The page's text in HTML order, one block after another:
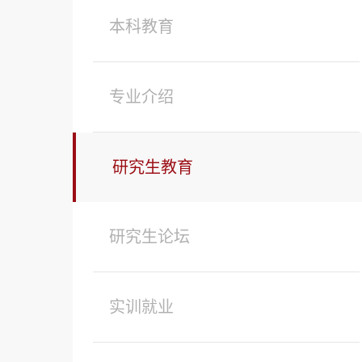
本科教育
专业介绍
研究生教育
研究生论坛
实训就业